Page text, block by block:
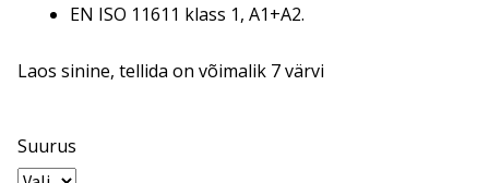
EN ISO 11611 klass 1, A1+A2.
Laos sinine, tellida on võimalik 7 värvi
Suurus